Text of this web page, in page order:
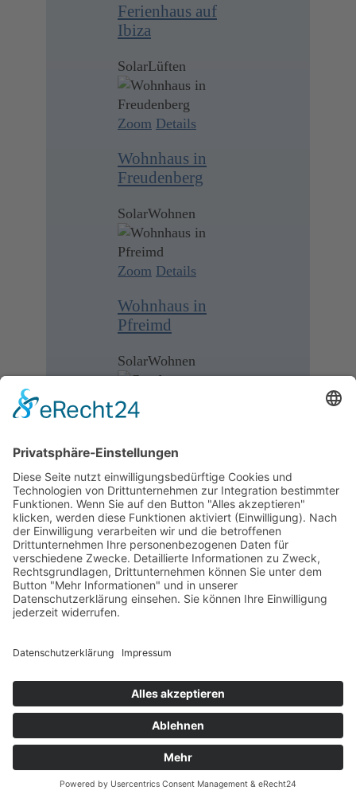
Ferienhaus auf
Ibiza
SolarLüften
Zoom Details
Wohnhaus in
Freudenberg
SolarWohnen
Zoom Details
Wohnhaus in
Pfreimd
SolarWohnen
Zoom Details
Gondwana
Forschungsstation
der Bundesanstalt
für
(BGR)
SolarLüften
Details
Wohnhaus in